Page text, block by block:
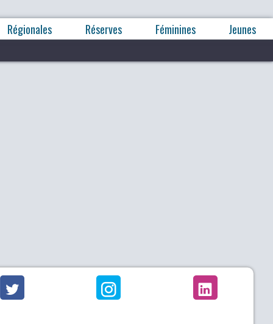
Régionales Réserves Féminines Jeunes